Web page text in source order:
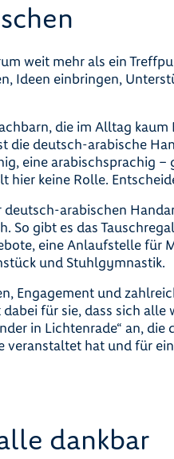
weit mehr als ein
Ideen einbringen,
die im Alltag
die deutsch-arabische
eine arabischsprachig –
hier keine Rolle.
arabischen
So gibt es das
eine Anlaufstelle für
und Stuhlgymnastik.
Engagement und
für sie, dass sich
in Lichtenrade“ an, die
veranstaltet hat und für
dankbar